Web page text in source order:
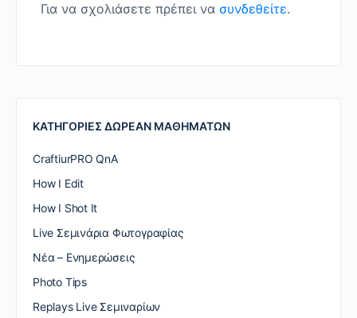
Για να σχολιάσετε πρέπει να συνδεθείτε.
ΚΑΤΗΓΟΡΙΕΣ ΔΩΡΕΑΝ ΜΑΘΗΜΑΤΩΝ
CraftiurPRO QnA
How I Edit
How I Shot It
Live Σεμινάρια Φωτογραφίας
Nέα – Ενημερώσεις
Photo Tips
Replays Live Σεμιναρίων